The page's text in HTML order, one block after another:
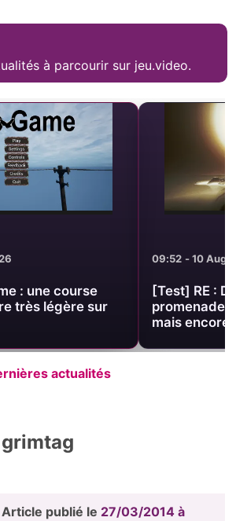
à parcourir sur jeu.video.
: une
gratuite,
à cerner
09:46 - 10 Aug
Link Click
génériques
actualités
grimtag
Article publié le 27/03/2014 à